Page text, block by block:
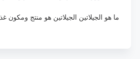
ما هو الجيلاتين الجيلاتين هو منتج